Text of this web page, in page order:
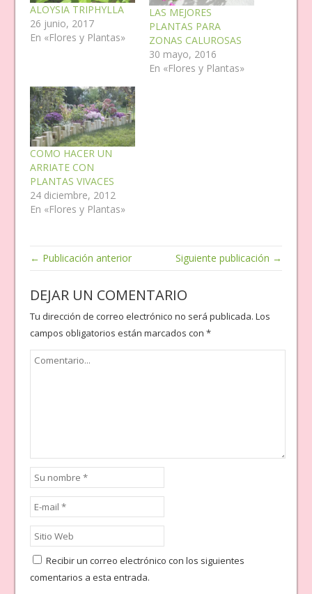
ALOYSIA TRIPHYLLA
26 junio, 2017
En «Flores y Plantas»
LAS MEJORES
PLANTAS PARA
ZONAS CALUROSAS
30 mayo, 2016
En «Flores y Plantas»
COMO HACER UN
ARRIATE CON
PLANTAS VIVACES
24 diciembre, 2012
En «Flores y Plantas»
← Publicación anterior Siguiente publicación →
DEJAR UN COMENTARIO
Tu dirección de correo electrónico no será publicada. Los
campos obligatorios están marcados con *
Recibir un correo electrónico con los siguientes
comentarios a esta entrada.